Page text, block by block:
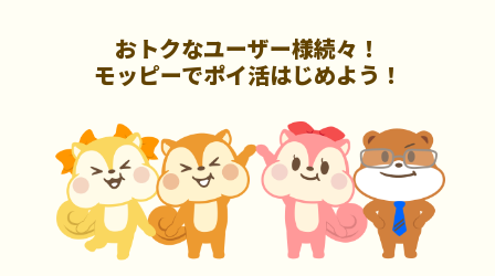
おトクなユーザー様続々！
モッピーでポイ活はじめよう！